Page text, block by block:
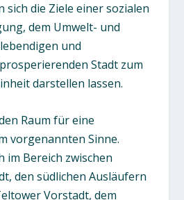
sich die Ziele einer sozialen
dem Umwelt- und
und
Stadt zum
darstellen lassen.
Raum für eine
vorgenannten Sinne.
im Bereich zwischen
den südlichen Ausläufern
Vorstadt, dem